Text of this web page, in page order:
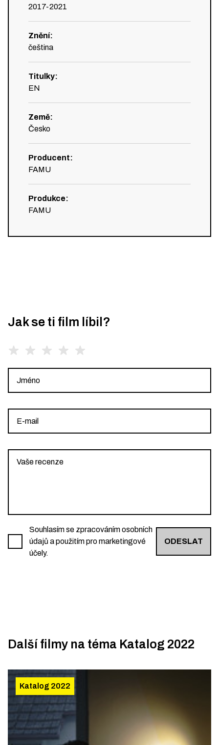
2017-2021
Znění:
čeština
Titulky:
EN
Země:
Česko
Producent:
FAMU
Produkce:
FAMU
Jak se ti film líbil?
Souhlasím se zpracováním osobních
údajů a použitím pro marketingové
účely.
ODESLAT
Další filmy na téma Katalog 2022
Katalog 2022